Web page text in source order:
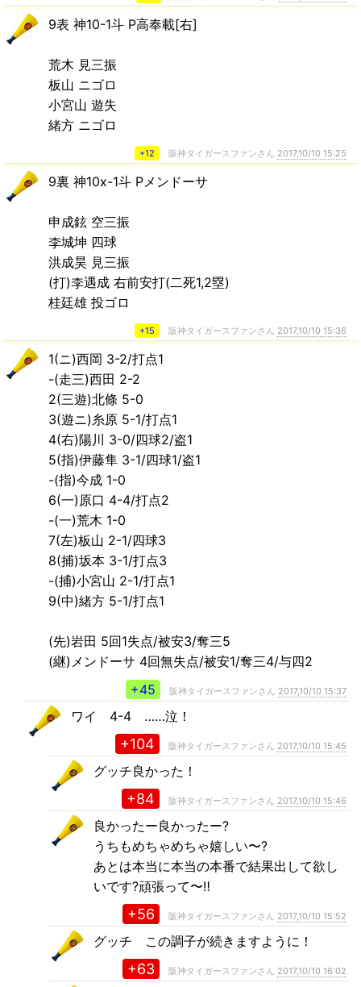
9表 神10-1斗 P高奉載[右]
荒木 見三振
板山 ニゴロ
小宮山 遊失
緒方 ニゴロ
+12 阪神タイガースファンさん 2017,10/10 15:25
9裏 神10x-1斗 Pメンドーサ
申成鉉 空三振
李城坤 四球
洪成昊 見三振
(打)李遇成 右前安打(二死1,2塁)
桂廷雄 投ゴロ
+15 阪神タイガースファンさん 2017,10/10 15:36
1(ニ)西岡 3-2/打点1
-(走三)西田 2-2
2(三遊)北條 5-0
3(遊ニ)糸原 5-1/打点1
4(右)陽川 3-0/四球2/盗1
5(指)伊藤隼 3-1/四球1/盗1
-(指)今成 1-0
6(一)原口 4-4/打点2
-(一)荒木 1-0
7(左)板山 2-1/四球3
8(捕)坂本 3-1/打点3
-(捕)小宮山 2-1/打点1
9(中)緒方 5-1/打点1
(先)岩田 5回1失点/被安3/奪三5
(継)メンドーサ 4回無失点/被安1/奪三4/与四2
+45
阪神タイガースファンさん 2017,10/10 15:37
ワイ 4-4 ……泣！
+104 阪神タイガースファンさん 2017,10/10 15:45
グッチ良かった！
+84 阪神タイガースファンさん 2017,10/10 15:46
良かったー良かったー?
うちもめちゃめちゃ嬉しい〜?
あとは本当に本当の本番で結果出して欲し
いです?頑張って〜‼️
+56 阪神タイガースファンさん 2017,10/10 15:52
グッチ この調子が続きますように！
+63 阪神タイガースファンさん 2017,10/10 16:02